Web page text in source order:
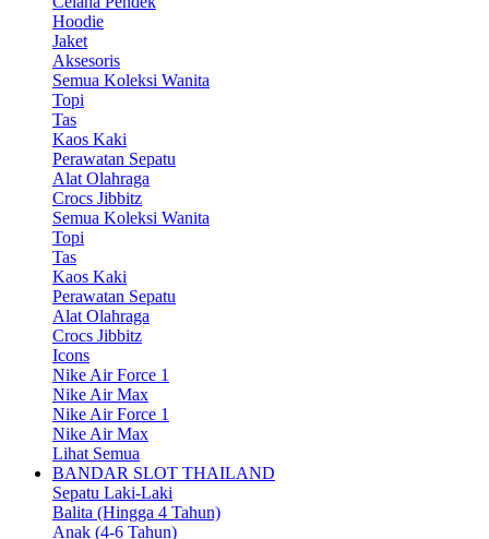
Hoodie
Jaket
Aksesoris
Semua Koleksi Wanita
Topi
Tas
Kaos Kaki
Perawatan Sepatu
Alat Olahraga
Crocs Jibbitz
Semua Koleksi Wanita
Topi
Tas
Kaos Kaki
Perawatan Sepatu
Alat Olahraga
Crocs Jibbitz
Icons
Nike Air Force 1
Nike Air Max
Nike Air Force 1
Nike Air Max
Lihat Semua
BANDAR SLOT THAILAND
Sepatu Laki-Laki
Balita (Hingga 4 Tahun)
Anak (4-6 Tahun)